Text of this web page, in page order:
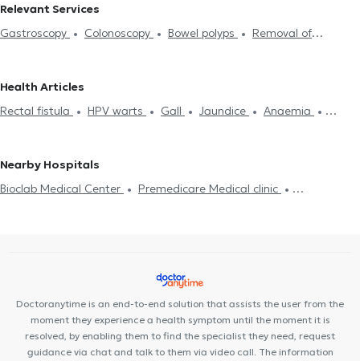
Gastroenterologists in ACHARNES
VRILISSIA
Gastroenterologists in NEA IONIA
Gastroenterologists in CHOLARGOS
Gastroenterologists in NEO
Gastroenterologists in PETROUPOLI
PATISIA
Gastroenterologists in PALLINI
Gastroenterologists in
Relevant Services
Gastroscopy
Colonoscopy Bowel polyps
Removal of
Ulcer
Ραγάδα Πρωκτού
Gastroenteritis
Gastroesophageal reflux disease (GERD)
Health Articles
Rectal fistula
HPV warts Gall Jaundice
Anaemia
Nearby Hospitals
Bioclab Medical Center
Premedicare Medical clinic
Doctoranytime is an end-to-end solution that assists the user from the
moment they experience a health symptom until the moment it is
resolved, by enabling them to find the specialist they need, request
guidance via chat and talk to them via video call. The information